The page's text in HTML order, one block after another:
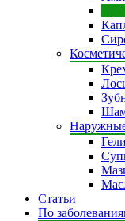
Гели
Статьи
По